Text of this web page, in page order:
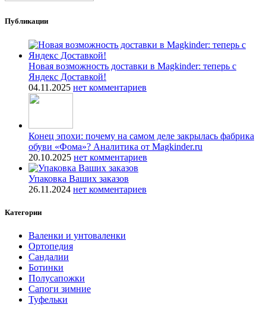
Публикации
Новая возможность доставки в Magkinder: теперь с
Яндекс Доставкой!
04.11.2025 нет комментариев
Конец эпохи: почему на самом деле закрылась фабрика
обуви «Фома»? Аналитика от Magkinder.ru
20.10.2025 нет комментариев
Упаковка Ваших заказов
26.11.2024 нет комментариев
Категории
Валенки и унтоваленки
Ортопедия
Сандалии
Ботинки
Полусапожки
Сапоги зимние
Туфельки